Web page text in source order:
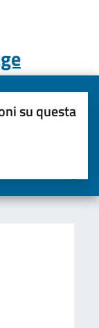
su questa